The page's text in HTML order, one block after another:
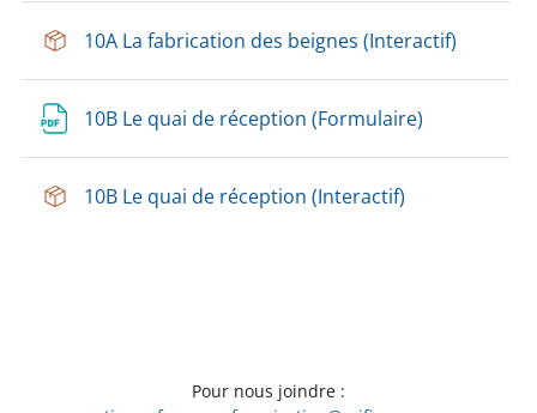
10A La fabrication des beignes (Interactif)
10B Le quai de réception (Formulaire)
10B Le quai de réception (Interactif)
Pour nous joindre :